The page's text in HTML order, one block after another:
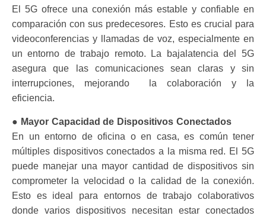
El 5G ofrece una conexión más estable y confiable en
comparación con sus predecesores. Esto es crucial para
videoconferencias y llamadas de voz, especialmente en
un entorno de trabajo remoto. La bajalatencia del 5G
asegura que las comunicaciones sean claras y sin
interrupciones, mejorando la colaboración y la
eficiencia.
● Mayor Capacidad de Dispositivos Conectados
En un entorno de oficina o en casa, es común tener
múltiples dispositivos conectados a la misma red. El 5G
puede manejar una mayor cantidad de dispositivos sin
comprometer la velocidad o la calidad de la conexión.
Esto es ideal para entornos de trabajo colaborativos
donde varios dispositivos necesitan estar conectados